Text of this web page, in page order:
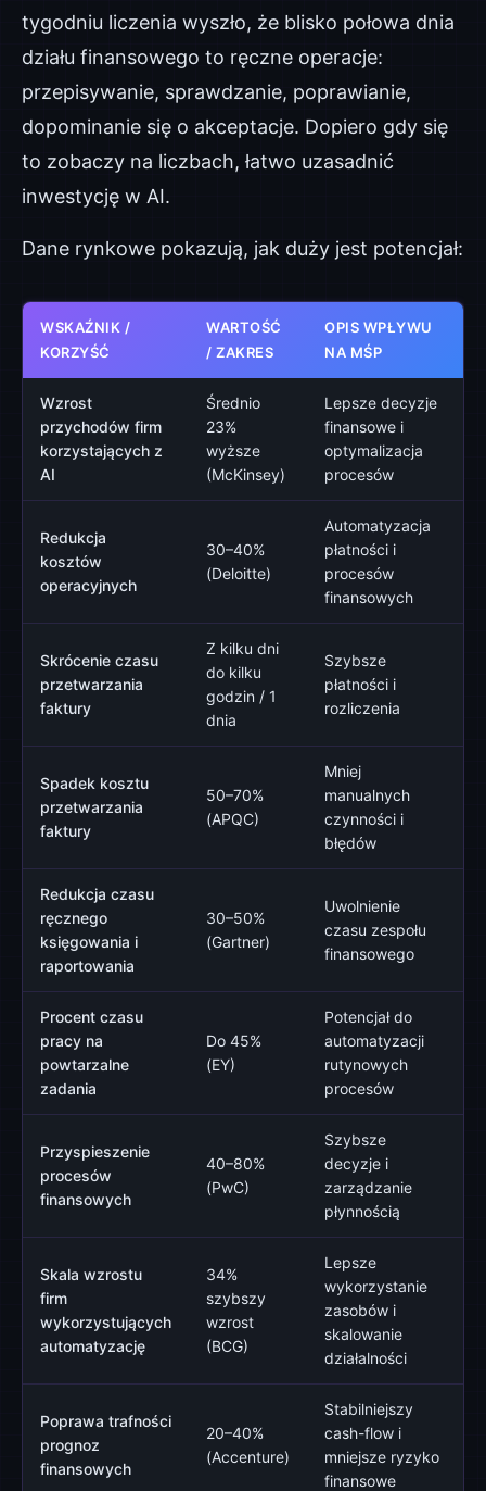
tygodniu liczenia wyszło, że blisko połowa dnia
działu finansowego to ręczne operacje:
przepisywanie, sprawdzanie, poprawianie,
dopominanie się o akceptacje. Dopiero gdy się
to zobaczy na liczbach, łatwo uzasadnić
inwestycję w AI.
Dane rynkowe pokazują, jak duży jest potencjał:
WSKAŹNIK /
KORZYŚĆ
WARTOŚĆ
/ ZAKRES
OPIS WPŁYWU
NA MŚP
Wzrost
przychodów firm
korzystających z
AI
Średnio
23%
wyższe
(McKinsey)
Lepsze decyzje
finansowe i
optymalizacja
procesów
Redukcja
kosztów
operacyjnych
30–40%
(Deloitte)
Automatyzacja
płatności i
procesów
finansowych
Skrócenie czasu
przetwarzania
faktury
Z kilku dni
do kilku
godzin / 1
dnia
Szybsze
płatności i
rozliczenia
Spadek kosztu
przetwarzania
faktury
50–70%
(APQC)
Mniej
manualnych
czynności i
błędów
Redukcja czasu
ręcznego
księgowania i
raportowania
30–50%
(Gartner)
Uwolnienie
czasu zespołu
finansowego
Procent czasu
pracy na
powtarzalne
zadania
Do 45%
(EY)
Potencjał do
automatyzacji
rutynowych
procesów
Przyspieszenie
procesów
finansowych
40–80%
(PwC)
Szybsze
decyzje i
zarządzanie
płynnością
Skala wzrostu
firm
wykorzystujących
automatyzację
34%
szybszy
wzrost
(BCG)
Lepsze
wykorzystanie
zasobów i
skalowanie
działalności
Poprawa trafności
prognoz
finansowych
20–40%
(Accenture)
Stabilniejszy
cash-flow i
mniejsze ryzyko
finansowe